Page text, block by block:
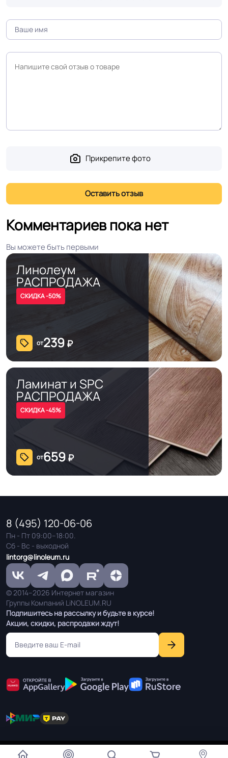
Реалистичный рельеф Да
воздействию мебели
Высокая устойчивость
Дизайн рисунка Мрамор
Комментариев пока нет
Вы можете быть первыми
Прикрепите фото
Линолеум
РАСПРОДАЖА
СКИДКА -50%
от239 ₽
Ламинат и SPC
РАСПРОДАЖА
СКИДКА -45%
от659 ₽
Подпишитесь на рассылку и будьте в курсе!
Акции, скидки, распродажи ждут!
8 (495) 120-06-06
Пн - Пт 09:00–18:00.
Сб - Вс - выходной
lintorg@linoleum.ru
© 2014–2026 Интернет магазин
Группы Компаний LiNOLEUM.RU
Мы используем cookie чтобы улучшить работу сайта для